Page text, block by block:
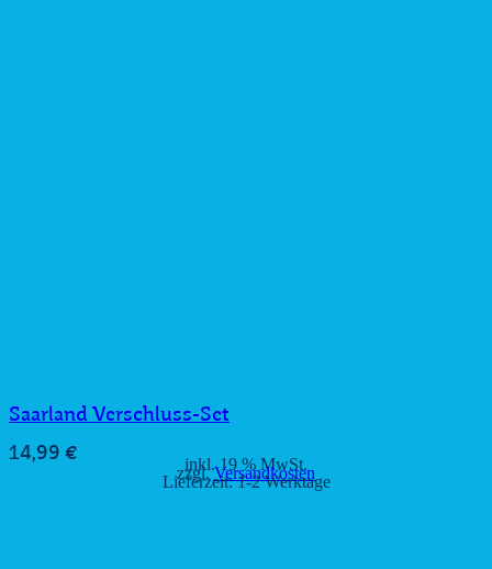
Saarland Verschluss-Set
14,99 € inkl. 19 % MwSt.
zzgl.Versandkosten
Lieferzeit:1-2 Werktage